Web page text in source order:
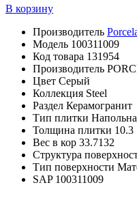
В корзину
Производитель
Модель 100311009
Код товара 131954
Производитель
Цвет Серый
Коллекция Steel
Раздел Керамогранит
Тип плитки
Толщина плитки 10.3
Вес в кор 33.7132
Структура
Тип поверхности
SAP 100311009